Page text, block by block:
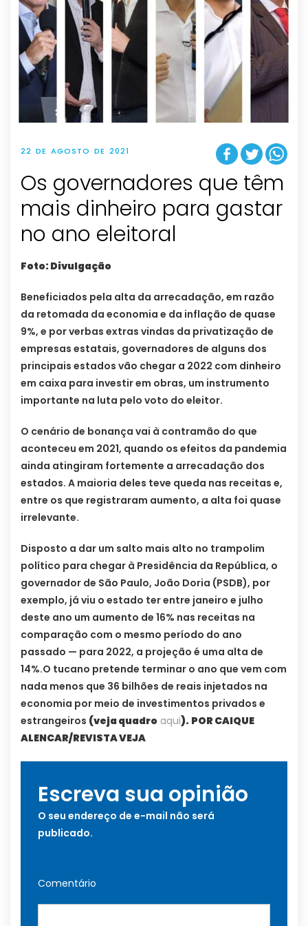
22 DE AGOSTO DE 2021
Os governadores que têm
mais dinheiro para gastar
no ano eleitoral
Foto: Divulgação
Beneficiados pela alta da arrecadação, em razão
da retomada da economia e da inflação de quase
9%, e por verbas extras vindas da privatização de
empresas estatais, governadores de alguns dos
principais estados vão chegar a 2022 com dinheiro
em caixa para investir em obras, um instrumento
importante na luta pelo voto do eleitor.
O cenário de bonança vai à contramão do que
aconteceu em 2021, quando os efeitos da pandemia
ainda atingiram fortemente a arrecadação dos
estados. A maioria deles teve queda nas receitas e,
entre os que registraram aumento, a alta foi quase
irrelevante.
Disposto a dar um salto mais alto no trampolim
político para chegar à Presidência da República, o
governador de São Paulo, João Doria (PSDB), por
exemplo, já viu o estado ter entre janeiro e julho
deste ano um aumento de 16% nas receitas na
comparação com o mesmo período do ano
passado — para 2022, a projeção é uma alta de
14%.O tucano pretende terminar o ano que vem com
nada menos que 36 bilhões de reais injetados na
economia por meio de investimentos privados e
estrangeiros (veja quadro aqui). POR CAIQUE
ALENCAR/REVISTA VEJA
Escreva sua opinião
O seu endereço de e-mail não será
publicado.
Comentário